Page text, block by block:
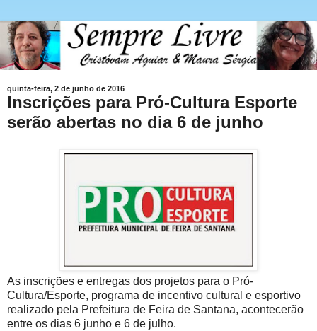
quinta-feira, 2 de junho de 2016
Inscrições para Pró-Cultura Esporte
serão abertas no dia 6 de junho
As inscrições e entregas dos projetos para o Pró-
Cultura/Esporte, programa de incentivo cultural e esportivo
realizado pela Prefeitura de Feira de Santana, acontecerão
entre os dias 6 junho e 6 de julho.